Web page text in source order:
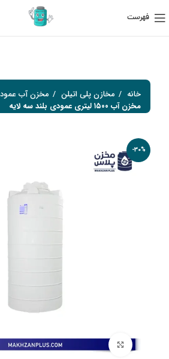
فهرست
خانه مخازن پلی اتیلن
مخزن آب
مخزن آب ۱۵۰۰ لیتری عمودی بلند سه لایه
-30%
برای بزرگنمایی کلیک کنید